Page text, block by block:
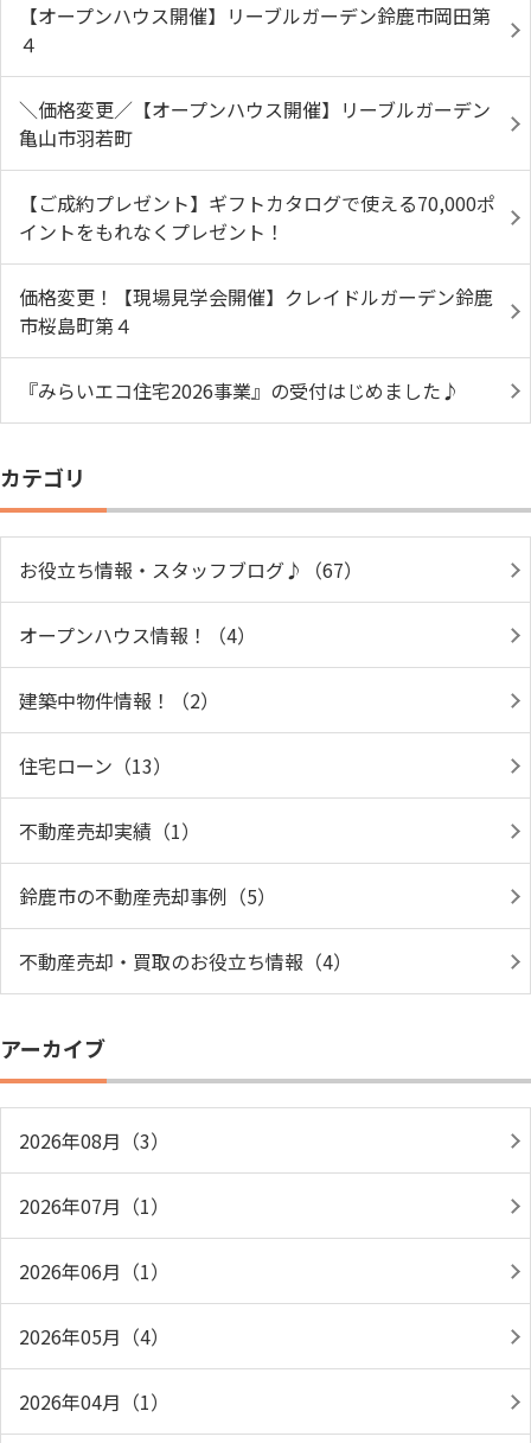
【オープンハウス開催】リーブルガーデン鈴鹿市岡田第
４
＼価格変更／【オープンハウス開催】リーブルガーデン
亀山市羽若町
【ご成約プレゼント】ギフトカタログで使える70,000ポ
イントをもれなくプレゼント！
価格変更！【現場見学会開催】クレイドルガーデン鈴鹿
市桜島町第４
『みらいエコ住宅2026事業』の受付はじめました♪
カテゴリ
お役立ち情報・スタッフブログ♪（67）
オープンハウス情報！（4）
建築中物件情報！（2）
住宅ローン（13）
不動産売却実績（1）
鈴鹿市の不動産売却事例（5）
不動産売却・買取のお役立ち情報（4）
アーカイブ
2026年08月（3）
2026年07月（1）
2026年06月（1）
2026年05月（4）
2026年04月（1）